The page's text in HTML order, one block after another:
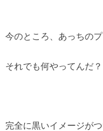
今のところ、あっちの
それでも何やってんだ？
完全に黒いイメージが